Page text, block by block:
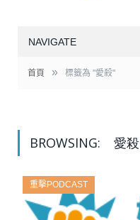
NAVIGATE
首頁 » 標籤為 "愛殺"
BROWSING: 愛殺
重擊PODCAST